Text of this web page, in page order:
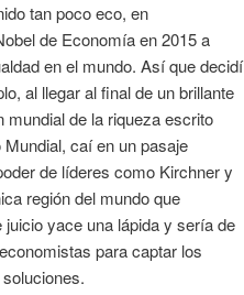
tan poco eco, en
de Economía en 2015 a
en el mundo. Así que decidí
al llegar al final de un brillante
mundial de la riqueza escrito
caí en un pasaje
de líderes como Kirchner y
región del mundo que
yace una lápida y sería de
para captar los